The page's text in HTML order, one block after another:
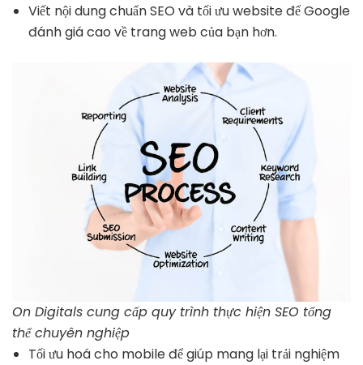
Viết nội dung chuẩn SEO và tối ưu website để Google
đánh giá cao về trang web của bạn hơn.
On Digitals cung cấp quy trình thực hiện SEO tổng
thể chuyên nghiệp
Tối ưu hoá cho mobile để giúp mang lại trải nghiệm